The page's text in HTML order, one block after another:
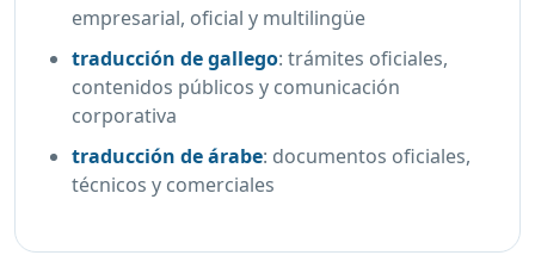
empresarial, oficial y multilingüe
traducción de gallego:trámites oficiales,
contenidos públicos y comunicación
corporativa
traducción de árabe: documentos oficiales,
técnicos y comerciales